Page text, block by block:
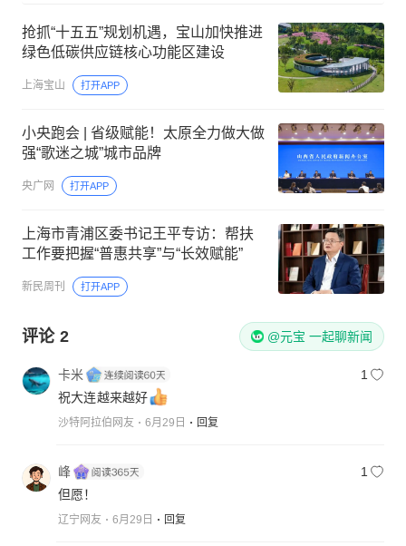
抢抓“十五五”规划机遇，宝山加快推进
绿色低碳供应链核心功能区建设
上海宝山 打开APP
小央跑会 | 省级赋能！太原全力做大做
强“歌迷之城”城市品牌
央广网 打开APP
上海市青浦区委书记王平专访：帮扶
工作要把握“普惠共享”与“长效赋能”
新民周刊 打开APP
评论 2 @元宝 一起聊新闻
卡米
1
祝大连越来越好
沙特阿拉伯网友 6月29日 回复
峰
1
但愿！
辽宁网友 6月29日 回复